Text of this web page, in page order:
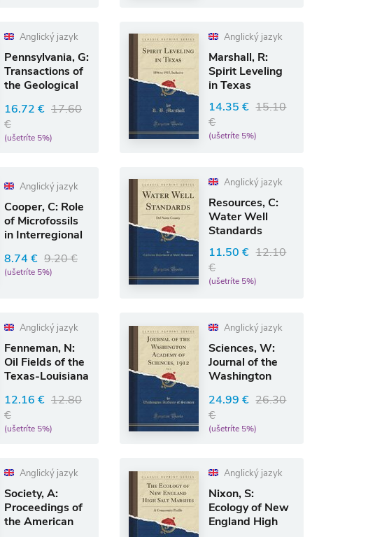
Anglický jazyk
Pennsylvania, G:
Transactions of
the Geological
16.72 € 17.60
€
(ušetríte 5%)
Anglický jazyk
Marshall, R:
Spirit Leveling
in Texas
14.35 € 15.10
€
(ušetríte 5%)
Anglický jazyk
Cooper, C: Role
of Microfossils
in Interregional
8.74 € 9.20 €
(ušetríte 5%)
Anglický jazyk
Resources, C:
Water Well
Standards
11.50 € 12.10
€
(ušetríte 5%)
Anglický jazyk
Fenneman, N:
Oil Fields of the
Texas-Louisiana
12.16 € 12.80
€
(ušetríte 5%)
Anglický jazyk
Sciences, W:
Journal of the
Washington
Sciences,
24.99 € 26.30
€
(ušetríte 5%)
Anglický jazyk
Society, A:
Proceedings of
the American
Anglický jazyk
Nixon, S:
Ecology of New
England High